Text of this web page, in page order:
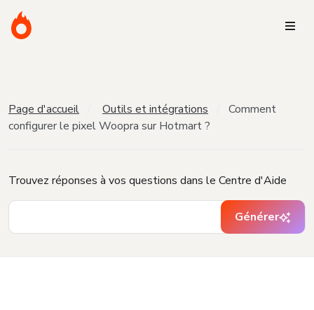
Page d'accueil Outils et intégrations
Comment
configurer le pixel Woopra sur Hotmart ?
Trouvez réponses à vos questions dans le Centre d'Aide
Générer